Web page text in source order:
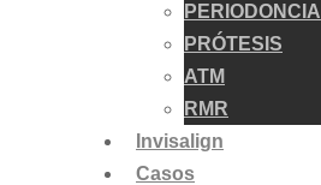
PERIODONCIA
PRÓTESIS
ATM
RMR
Invisalign
Casos